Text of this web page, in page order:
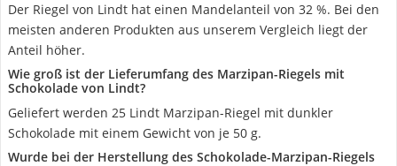
Der Riegel von Lindt hat einen Mandelanteil von 32 %. Bei den
meisten anderen Produkten aus unserem Vergleich liegt der
Anteil höher.
Wie groß ist der Lieferumfang des Marzipan-Riegels mit
Schokolade von Lindt?
Geliefert werden 25 Lindt Marzipan-Riegel mit dunkler
Schokolade mit einem Gewicht von je 50 g.
Wurde bei der Herstellung des Schokolade-Marzipan-Riegels